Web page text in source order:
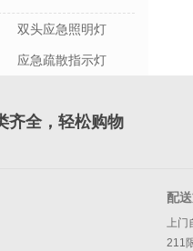
双头应急照明灯
应急疏散指示灯
齐全，轻松购物
配
上门
211